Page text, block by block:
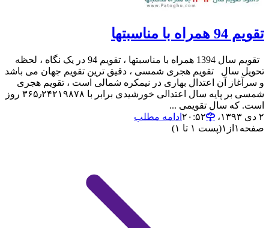
تقویم 94 همراه با مناسبتها
تقویم سال 1394 همراه با مناسبتها ، تقویم 94 در یک نگاه ، لحظه
تحویل سال تقویم هجری شمسی ، دقیق ترین تقویم جهان می باشد
و سرآغاز آن اعتدال بهاری در نیمکره شمالی است ، تقویم هجری
شمسی بر پایه سال اعتدالی خورشیدی برابر با ۳۶۵٫۲۴۲۱۹۸۷۸ روز
است. که سال تقویمی ...
۲ دی ۱۳۹۳،‏ ۲۰:۵۲
ادامه مطلب
صفحه ۱ از ۱(پست ۱ تا ۱)